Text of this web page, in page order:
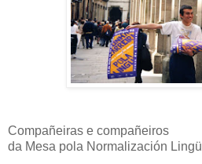
Compañeiras e compañeiros
da Mesa pola Normalización